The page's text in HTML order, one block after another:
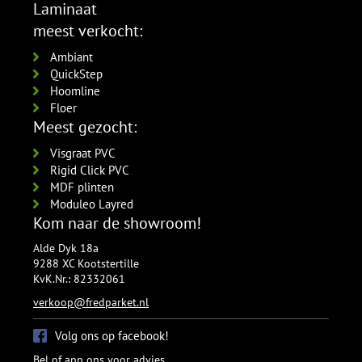
Laminaat
meest verkocht:
Ambiant
QuickStep
Hoomline
Floer
Meest gezocht:
Visgraat PVC
Rigid Click PVC
MDF plinten
Moduleo Layred
Kom naar de showroom!
Alde Dyk 18a
9288 XC Kootstertille
KvK.Nr.: 82332061
verkoop@fredparket.nl
Volg ons op facebook!